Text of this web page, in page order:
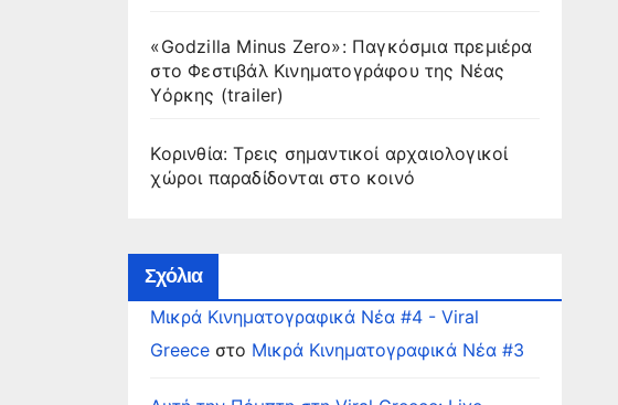
«Godzilla Minus Zero»: Παγκόσμια πρεμιέρα
στο Φεστιβάλ Κινηματογράφου της Νέας
Υόρκης (trailer)
Κορινθία: Τρεις σημαντικοί αρχαιολογικοί
χώροι παραδίδονται στο κοινό
Σχόλια
Μικρά Κινηματογραφικά Νέα #4 - Viral
Greece στο Μικρά Κινηματογραφικά Νέα #3